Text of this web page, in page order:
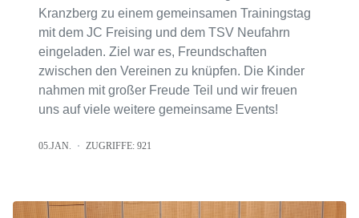
Kranzberg zu einem gemeinsamen Trainingstag
mit dem JC Freising und dem TSV Neufahrn
eingeladen. Ziel war es, Freundschaften
zwischen den Vereinen zu knüpfen. Die Kinder
nahmen mit großer Freude Teil und wir freuen
uns auf viele weitere gemeinsame Events!
05.JAN. ZUGRIFFE: 921